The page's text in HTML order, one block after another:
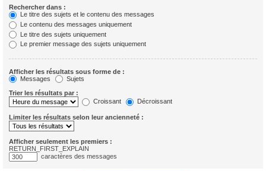
Rechercher dans :
Le titre des sujets et le contenu des messages
Le contenu des messages uniquement
Le titre des sujets uniquement
Le premier message des sujets uniquement
Afficher les résultats sous forme de :
Messages
Sujets
Trier les résultats par :
Croissant
Décroissant
Limiter les résultats selon leur ancienneté :
Afficher seulement les premiers :
RETURN_FIRST_EXPLAIN
caractères des messages